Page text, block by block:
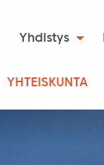
Yhdistys
YHTEISKUNTA